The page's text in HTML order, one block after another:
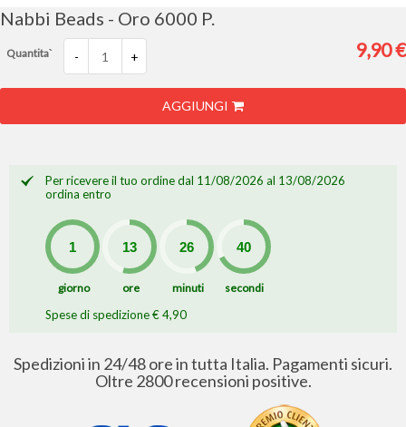
galleria
di
immagini
Nabbi Beads - Oro 6000 P.
Quantita` - +
AGGIUNGI
9,90 €
Per ricevere il tuo ordine dal 11/08/2026 al 13/08/2026
ordina entro
giorno ore minuti secondi
Spese di spedizione € 4,90
Spedizioni in 24/48 ore in tutta Italia. Pagamenti sicuri.
Oltre 2800 recensioni positive.